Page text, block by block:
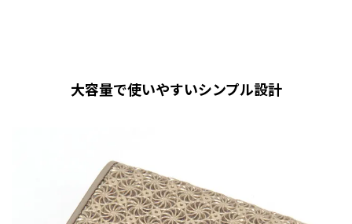
大容量で使いやすいシンプル設計